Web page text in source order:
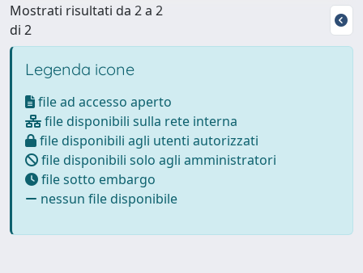
Mostrati risultati da 2 a 2
di 2
Legenda icone
file ad accesso aperto
file disponibili sulla rete interna
file disponibili agli utenti autorizzati
file disponibili solo agli amministratori
file sotto embargo
nessun file disponibile